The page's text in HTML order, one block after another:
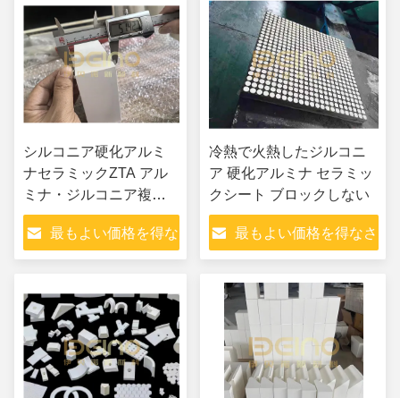
シルコニア硬化アルミ
ナセラミックZTA アル
ミナ・ジルコニア複合
材料 高硬さ及び衝撃耐
性
最もよい価格を得な
冷熱で火熱したジルコニ
ア 硬化アルミナ セラミッ
クシート ブロックしない
最もよい価格を得なさ